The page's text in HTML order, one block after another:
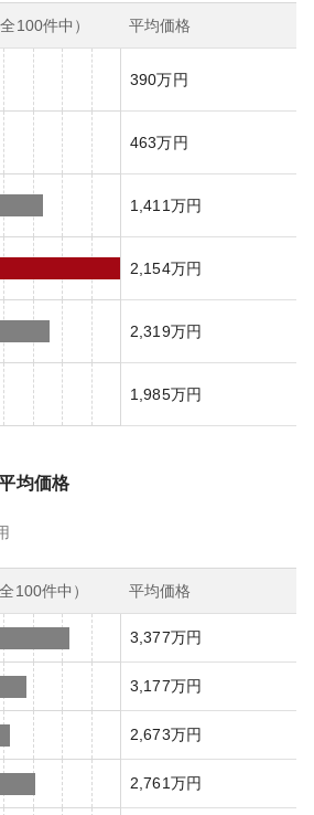
100件中） 平均価格
390万円
463万円
1,411万円
2,154万円
2,319万円
1,985万円
均価格
100件中） 平均価格
3,377万円
3,177万円
2,673万円
2,761万円